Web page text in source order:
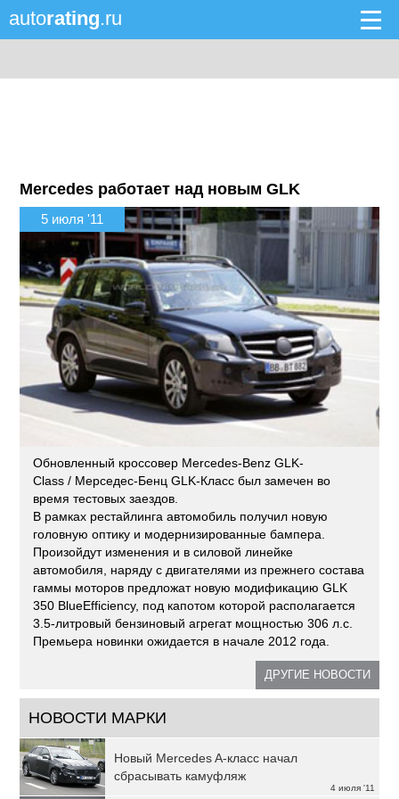
autorating.ru
Mercedes работает над новым GLK
5 июля '11
Обновленный кроссовер Mercedes-Benz GLK-
Class / Мерседес-Бенц GLK-Класс был замечен во
время тестовых заездов.
В рамках рестайлинга автомобиль получил новую
головную оптику и модернизированные бампера.
Произойдут изменения и в силовой линейке
автомобиля, наряду с двигателями из прежнего состава
гаммы моторов предложат новую модификацию GLK
350 BlueEfficiency, под капотом которой располагается
3.5-литровый бензиновый агрегат мощностью 306 л.с.
Премьера новинки ожидается в начале 2012 года.
ДРУГИЕ НОВОСТИ
НОВОСТИ МАРКИ
4 июля '11
Новый Mercedes A-класс начал
сбрасывать камуфляж